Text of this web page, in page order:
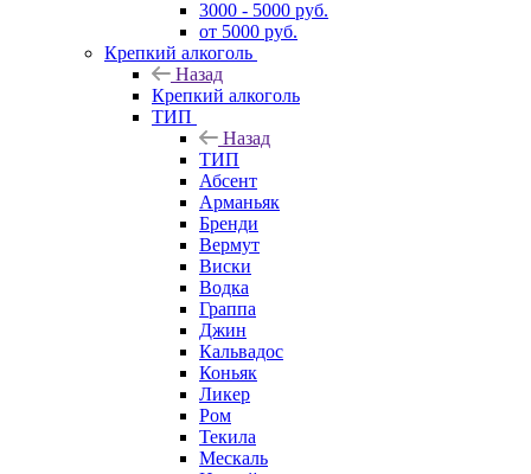
3000 - 5000 руб.
от 5000 руб.
Крепкий алкоголь
Назад
Крепкий алкоголь
ТИП
Назад
ТИП
Абсент
Арманьяк
Бренди
Вермут
Виски
Водка
Граппа
Джин
Кальвадос
Коньяк
Ликер
Ром
Текила
Мескаль